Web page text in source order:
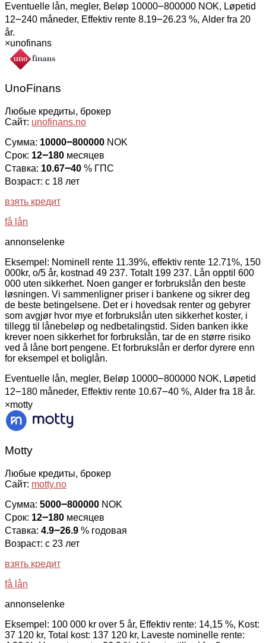
Eventuelle lån, megler, Beløp 10000౼800000 NOK, Løpetid
12౼240 måneder, Effektiv rente 8.19౼26.23 %, Alder fra 20
år.
×unofinans
UnoFinans
Любые кредиты, брокер
Сайт: unofinans.no
Сумма: 10000౼800000 NOK
Срок: 12౼180 месяцев
Ставка: 10.67౼40 % ГПС
Возраст: с 18 лет
взять кредит
få lån
annonselenke
Eksempel: Nominell rente 11.39%, effektiv rente 12.71%, 150
000kr, o/5 år, kostnad 49 237. Totalt 199 237. Lån opptil 600
000 uten sikkerhet. Noen ganger er forbrukslån den beste
løsningen. Vi sammenligner priser i bankene og sikrer deg
de beste betingelsene. Det er i hovedsak renter og gebyrer
som avgjør hvor mye et forbrukslån uten sikkerhet koster, i
tillegg til lånebeløp og nedbetalingstid. Siden banken ikke
krever noen sikkerhet for forbrukslån, tar de en større risiko
ved å låne bort pengene. Et forbrukslån er derfor dyrere enn
for eksempel et boliglån.
Eventuelle lån, megler, Beløp 10000౼800000 NOK, Løpetid
12౼180 måneder, Effektiv rente 10.67౼40 %, Alder fra 18 år.
×motty
Motty
Любые кредиты, брокер
Сайт: motty.no
Сумма: 5000౼800000 NOK
Срок: 12౼180 месяцев
Ставка: 4.9౼26.9 % годовая
Возраст: с 23 лет
взять кредит
få lån
annonselenke
Eksempel: 100 000 kr over 5 år, Effektiv rente: 14,15 %, Kost:
37 120 kr, Total kost: 137 120 kr, Laveste nominelle rente: